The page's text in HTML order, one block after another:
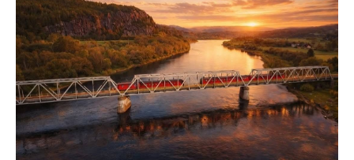
Nyttig og bra
Ambassadører
Våre folk i elva
Laksefiskelotteriet
Alle lotteriene
Guide til Laksefiske
Finn din fiskeplass